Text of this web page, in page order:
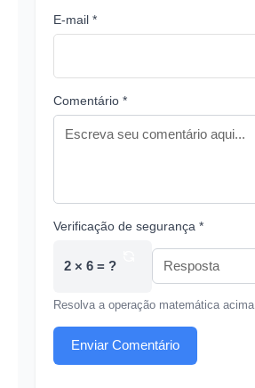
E-mail *
Comentário *
Verificação de segurança *
2 × 6 = ?
Resolva a operação matemática acima
Enviar Comentário